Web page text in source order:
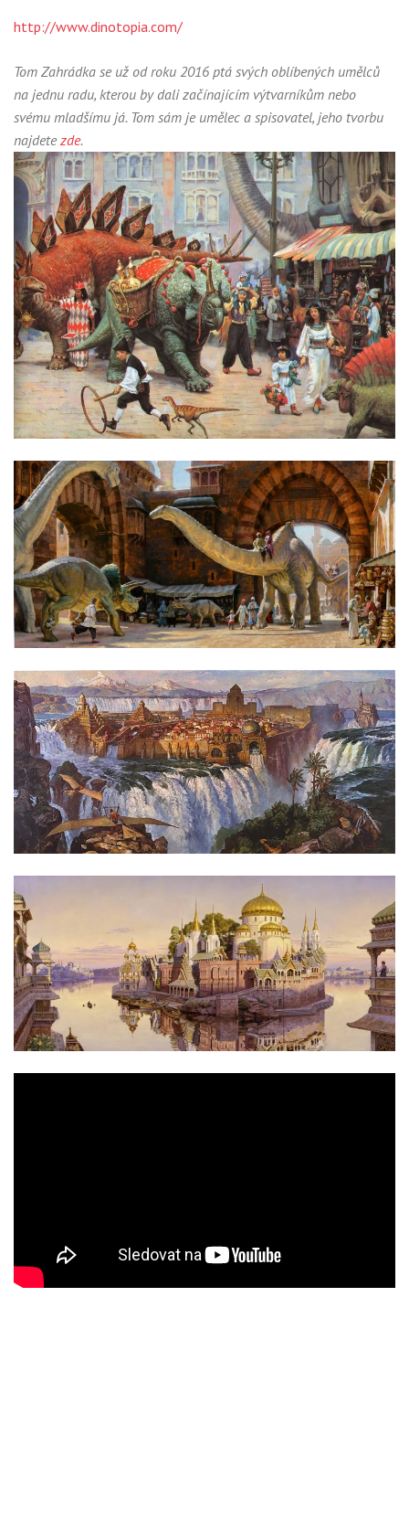
http://www.dinotopia.com/
Tom Zahrádka se už od roku 2016 ptá svých oblíbených umělců
na jednu radu, kterou by dali začínajícím výtvarníkům nebo
svému mladšímu já. Tom sám je umělec a spisovatel, jeho tvorbu
najdetezde.